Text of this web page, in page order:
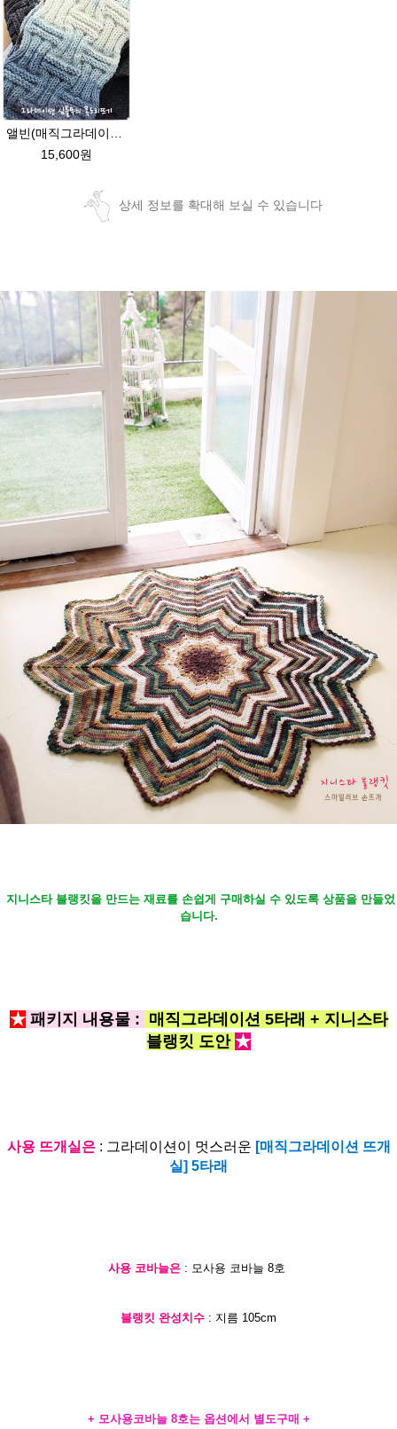
15,600원
상세 정보를 확대해 보실 수 있습니다
지니스타 블랭킷을 만드는 재료를 손쉽게 구매하실 수 있도록 상품을 만들었
습니다.
★ 패키지 내용물 : 매직그라데이션 5타래 + 지니스타
블랭킷 도안 ★
사용 뜨개실은: 그라데이션이 멋스러운 [매직그라데이션 뜨개
실] 5타래
사용 코바늘은 : 모사용 코바늘 8호
블랭킷 완성치수 : 지름 105cm
+ 모사용코바늘 8호는 옵션에서 별도구매 +